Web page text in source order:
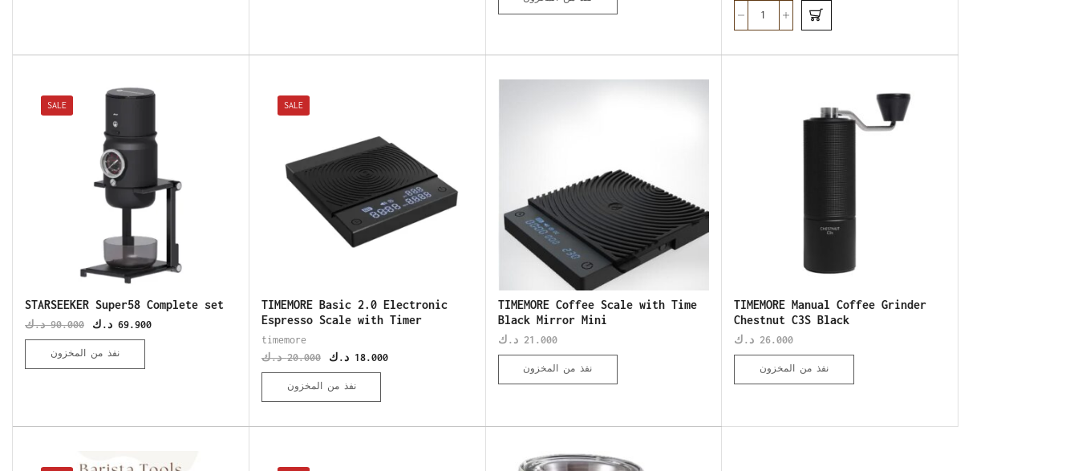
SALE
STARSEEKER Super58 Complete set
90.000 د.ك 69.900 د.ك
نفذ من المخزون
SALE
TIMEMORE Basic 2.0 Electronic
Espresso Scale with Timer
timemore
20.000 د.ك 18.000 د.ك
نفذ من المخزون
TIMEMORE Coffee Scale with Time
Black Mirror Mini
21.000 د.ك
نفذ من المخزون
TIMEMORE Manual Coffee Grinder
Chestnut C3S Black
26.000 د.ك
نفذ من المخزون